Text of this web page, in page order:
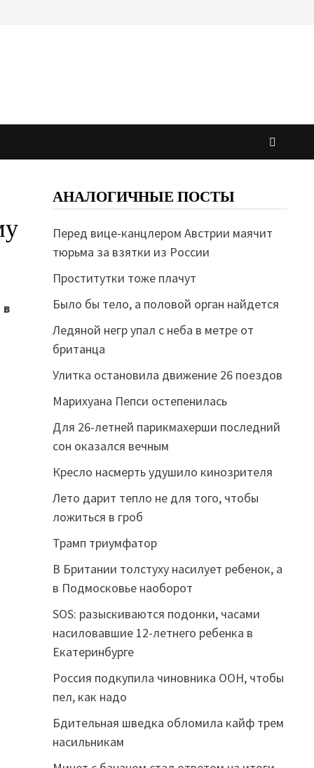
АНАЛОГИЧНЫЕ ПОСТЫ
Перед вице-канцлером Австрии маячит
тюрьма за взятки из России
Проститутки тоже плачут
Было бы тело, а половой орган найдется
Ледяной негр упал с неба в метре от
британца
Улитка остановила движение 26 поездов
Марихуана Пепси остепенилась
Для 26-летней парикмахерши последний
сон оказался вечным
Кресло насмерть удушило кинозрителя
Лето дарит тепло не для того, чтобы
ложиться в гроб
Трамп триумфатор
В Британии толстуху насилует ребенок, а
в Подмосковье наоборот
SOS: разыскиваются подонки, часами
насиловавшие 12-летнего ребенка в
Екатеринбурге
Россия подкупила чиновника ООН, чтобы
пел, как надо
Бдительная шведка обломила кайф трем
насильникам